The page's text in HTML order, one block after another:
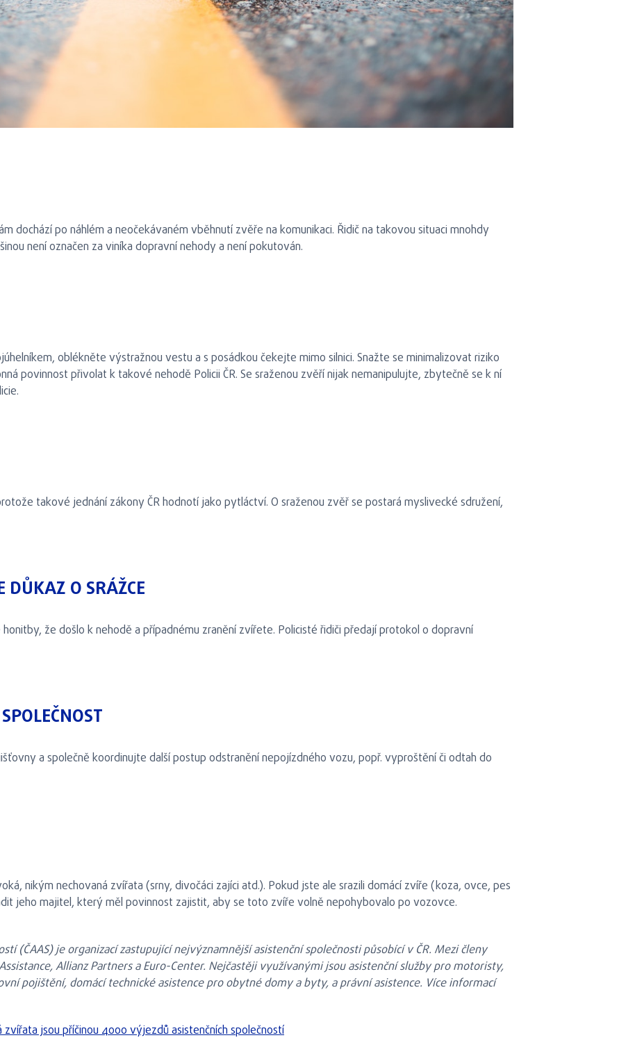
dochází po náhlém a neočekávaném vběhnutí zvěře na komunikaci. Řidič na takovou situaci mnohdy
není označen za viníka dopravní nehody a není pokutován.
oblékněte výstražnou vestu a s posádkou čekejte mimo silnici. Snažte se minimalizovat riziko
povinnost přivolat k takové nehodě Policii ČR. Se sraženou zvěří nijak nemanipulujte, zbytečně se k ní
takové jednání zákony ČR hodnotí jako pytláctví. O sraženou zvěř se postará myslivecké sdružení,
O SRÁŽCE
že došlo k nehodě a případnému zranění zvířete. Policisté řidiči předají protokol o dopravní
a společně koordinujte další postup odstranění nepojízdného vozu, popř. vyproštění či odtah do
nikým nechovaná zvířata (srny, divočáci zajíci atd.). Pokud jste ale srazili domácí zvíře (koza, ovce, pes
jeho majitel, který měl povinnost zajistit, aby se toto zvíře volně nepohybovalo po vozovce.
(ČAAS) je organizací zastupující nejvýznamnější asistenční společnosti působící v ČR. Mezi členy
Allianz Partners a Euro-Center. Nejčastěji využívanými jsou asistenční služby pro motoristy,
pojištění, domácí technické asistence pro obytné domy a byty, a právní asistence. Více informací
zvířata jsou příčinou 4000 výjezdů asistenčních společností